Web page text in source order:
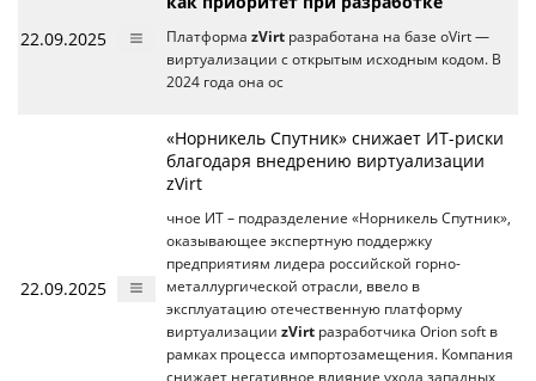
22.09.2025 Платформа zVirt разработана на базе oVirt —
виртуализации с открытым исходным кодом. В
2024 года она ос
22.09.2025
«Норникель Спутник» снижает ИТ-риски
благодаря внедрению виртуализации
zVirt
чное ИТ – подразделение «Норникель Спутник»,
оказывающее экспертную поддержку
предприятиям лидера российской горно-
металлургической отрасли, ввело в
эксплуатацию отечественную платформу
виртуализации zVirt разработчика Orion soft в
рамках процесса импортозамещения. Компания
снижает негативное влияние ухода западных